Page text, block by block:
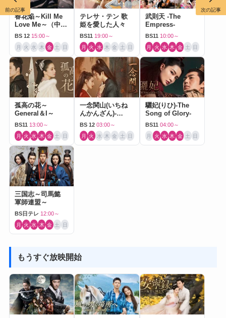
春花焔～Kill Me
Love Me～（中国
ドラマ）
BS 12 15:00～
月 火 水 木 金 土 日
テレサ・テン 歌
姫を愛した人々
BS11 19:00～
月 火 水 木 金 土 日
武則天 -The
Empress-
BS11 10:00～
月 火 水 木 金 土 日
孤高の花～
General＆I～
BS11 13:00～
月 火 水 木 金 土 日
一念関山(いちね
んかんざん)-
Journey to Love-
BS 12 03:00～
月 火 水 木 金 土 日
驪妃(りひ)-The
Song of Glory-
BS11 04:00～
月 火 水 木 金 土 日
三国志～司馬懿
軍師連盟～
BS日テレ 12:00～
月 火 水 木 金 土 日
もうすぐ放映開始
前の記事 次の記事